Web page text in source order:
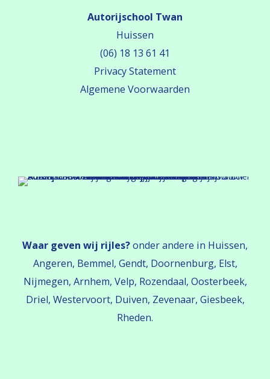
Autorijschool Twan
Huissen
(06) 18 13 61 41
Privacy Statement
Algemene Voorwaarden
Waar geven wij rijles?onder andere in Huissen,
Angeren, Bemmel, Gendt, Doornenburg, Elst,
Nijmegen, Arnhem, Velp, Rozendaal, Oosterbeek,
Driel, Westervoort, Duiven, Zevenaar, Giesbeek,
Rheden.